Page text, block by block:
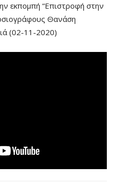
εκπομπή “Επιστροφή στην
Θανάση
(02-11-2020)